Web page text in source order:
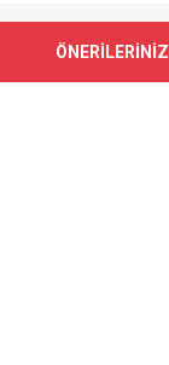
ÖNERİLERİNİZ